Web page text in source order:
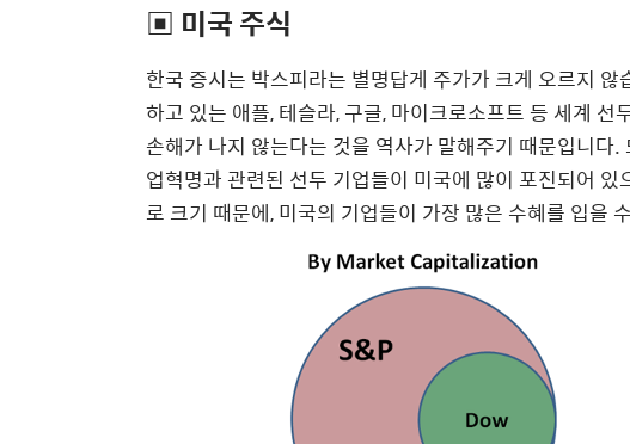
▣ 미국 주식
한국 증시는 박스피라는 별명답게 주가가 크게 오르지
하고 있는 애플, 테슬라, 구글, 마이크로소프트 등 세계
손해가 나지 않는다는 것을 역사가 말해주기 때문입니다
업혁명과 관련된 선두 기업들이 미국에 많이 포진되어
로 크기 때문에, 미국의 기업들이 가장 많은 수혜를 입을